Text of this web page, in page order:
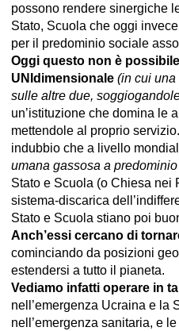
possono rendere sinergiche
Stato, Scuola che oggi
per il predominio sociale
Oggi questo non è
UNIdimensionale (in cui
sulle altre due,
un’istituzione che domina le
mettendole al proprio
indubbio che a livello
umana gassosa a
Stato e Scuola (o Chiesa nei
sistema-discarica
Stato e Scuola stiano poi
Anch’essi cercano di
cominciando da posizioni
estendersi a tutto il pianeta.
Vediamo infatti operare in
nell’emergenza Ucraina e la
nell’emergenza sanitaria, e